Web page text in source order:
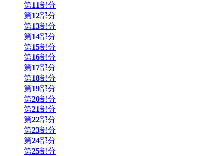
第11部分
第12部分
第13部分
第14部分
第15部分
第16部分
第17部分
第18部分
第19部分
第20部分
第21部分
第22部分
第23部分
第24部分
第25部分